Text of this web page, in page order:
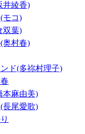
井綾香)
モコ)
双葉)
奥村春)
ド(多祢村理子)
本麻由美)
長尾愛歌)